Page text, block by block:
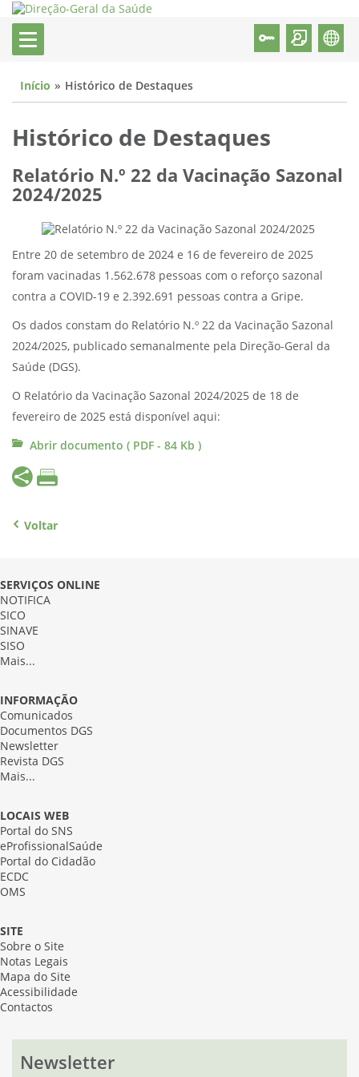
Início Histórico de Destaques
Histórico de Destaques
Relatório N.º 22 da Vacinação Sazonal
2024/2025
Entre 20 de setembro de 2024 e 16 de fevereiro de 2025
foram vacinadas 1.562.678 pessoas com o reforço sazonal
contra a COVID-19 e 2.392.691 pessoas contra a Gripe.
Os dados constam do Relatório N.º 22 da Vacinação Sazonal
2024/2025, publicado semanalmente pela Direção-Geral da
Saúde (DGS).
O Relatório da Vacinação Sazonal 2024/2025 de 18 de
fevereiro de 2025 está disponível aqui:
Abrir documento ( PDF - 84 Kb )
Voltar
SERVIÇOS ONLINE
NOTIFICA
SICO
SINAVE
SISO
Mais...
INFORMAÇÃO
Comunicados
Documentos DGS
Newsletter
Revista DGS
Mais...
LOCAIS WEB
Portal do SNS
eProfissionalSaúde
Portal do Cidadão
ECDC
OMS
SITE
Sobre o Site
Notas Legais
Mapa do Site
Acessibilidade
Contactos
Newsletter